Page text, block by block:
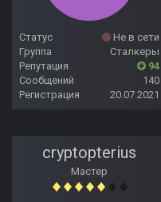
Статус
Не в сети
Группа
Сталкеры
Репутация
94
Сообщений
140
Регистрация
20.07.2021
cryptopterius
Мастер